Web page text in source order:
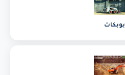
بوبكات